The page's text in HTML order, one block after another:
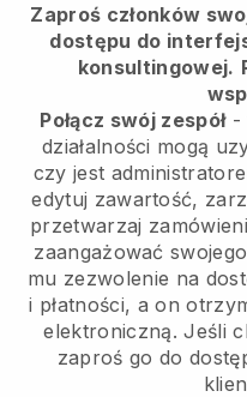
Zaproś członków
dostępu do
konsultingowej.
Połącz swój zespół-
działalności mogą
czy jest
edytuj zawartość,
przetwarzaj
zaangażować
mu zezwolenie na
i płatności, a on
elektroniczną.Jeśli
zaproś go do